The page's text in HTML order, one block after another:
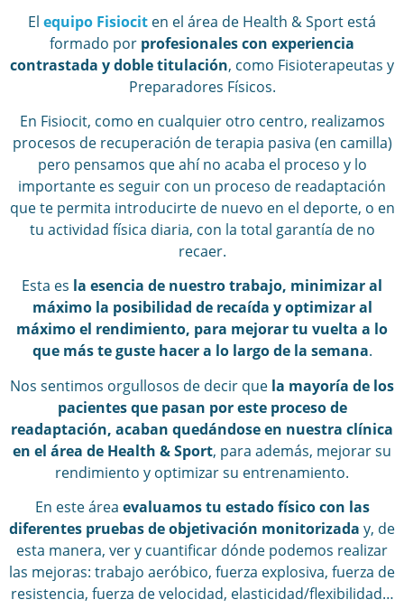
El equipo Fisiocit en el área de Health & Sport está
formado por profesionales con experiencia
contrastada y doble titulación, como Fisioterapeutas y
Preparadores Físicos.
En Fisiocit, como en cualquier otro centro, realizamos
procesos de recuperación de terapia pasiva (en camilla)
pero pensamos que ahí no acaba el proceso y lo
importante es seguir con un proceso de readaptación
que te permita introducirte de nuevo en el deporte, o en
tu actividad física diaria, con la total garantía de no
recaer.
Esta es la esencia de nuestro trabajo, minimizar al
máximo la posibilidad de recaída y optimizar al
máximo el rendimiento, para mejorar tu vuelta a lo
que más te guste hacer a lo largo de la semana.
Nos sentimos orgullosos de decir que la mayoría de los
pacientes que pasan por este proceso de
readaptación, acaban quedándose en nuestra clínica
en el área de Health & Sport, para además, mejorar su
rendimiento y optimizar su entrenamiento.
En este área evaluamos tu estado físico con las
diferentes pruebas de objetivación monitorizada y, de
esta manera, ver y cuantificar dónde podemos realizar
las mejoras: trabajo aeróbico, fuerza explosiva, fuerza de
resistencia, fuerza de velocidad, elasticidad/flexibilidad…